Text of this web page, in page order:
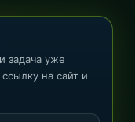
задача уже
на сайт и